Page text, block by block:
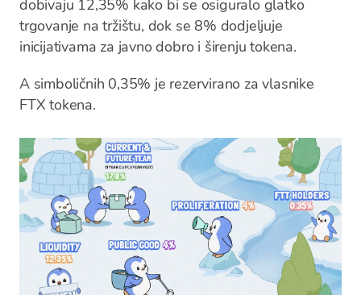
dobivaju 12,35% kako bi se osiguralo glatko
trgovanje na tržištu, dok se 8% dodjeljuje
inicijativama za javno dobro i širenju tokena.
A simboličnih 0,35% je rezervirano za vlasnike
FTX tokena.